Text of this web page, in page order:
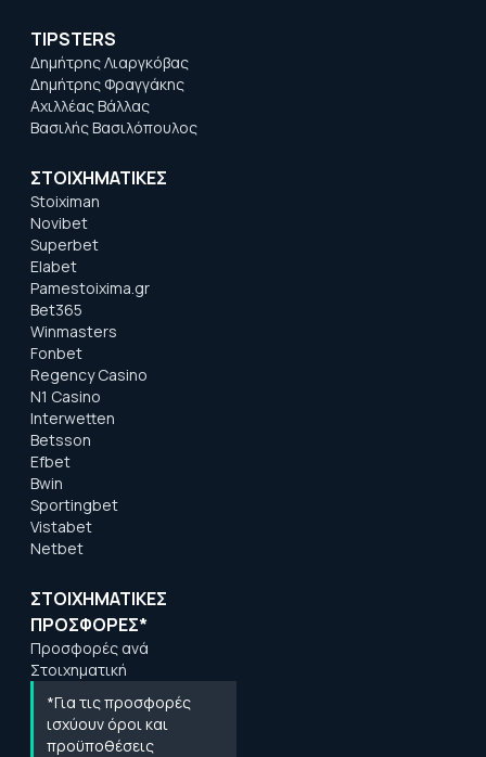
TIPSTERS
Δημήτρης Λιαργκόβας
Δημήτρης Φραγγάκης
Αχιλλέας Βάλλας
Βασιλής Βασιλόπουλος
ΣΤΟΙΧΗΜΑΤΙΚΕΣ
Stoiximan
Novibet
Superbet
Elabet
Pamestoixima.gr
Bet365
Winmasters
Fonbet
Regency Casino
N1 Casino
Interwetten
Betsson
Efbet
Bwin
Sportingbet
Vistabet
Netbet
ΣΤΟΙΧΗΜΑΤΙΚΕΣ
ΠΡΟΣΦΟΡΕΣ*
Προσφορές ανά
Στοιχηματική
*Για τις προσφορές
ισχύουν όροι και
προϋποθέσεις